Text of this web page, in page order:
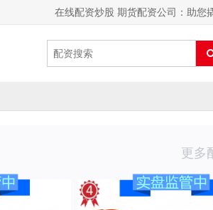
在线配资炒股 期货配资公司：助您
更多